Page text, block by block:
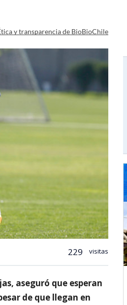
y transparencia de BioBioChile
229 visitas
aseguró que esperan
de que llegan en